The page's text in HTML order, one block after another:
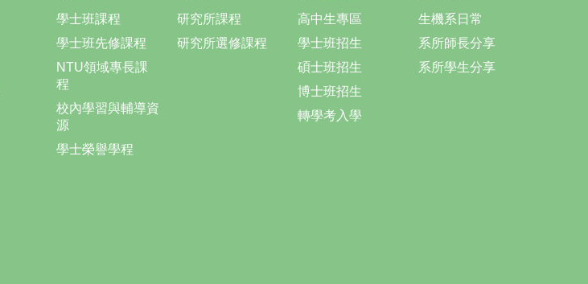
學士班課程
學士班先修課程
NTU領域專長課
程
校內學習與輔導資
源
學士榮譽學程
研究所課程
研究所選修課程
高中生專區
學士班招生
碩士班招生
博士班招生
轉學考入學
生機系日常
系所師長分享
系所學生分享